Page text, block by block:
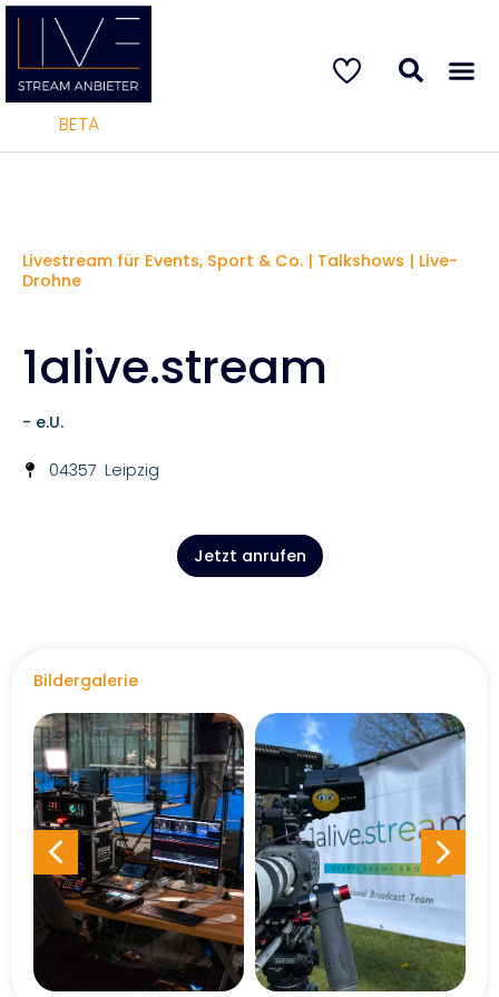
BETA
Livestream für Events, Sport & Co. | Talkshows | Live-
Drohne
1alive.stream
- e.U.
04357 Leipzig
Jetzt anrufen
Bildergalerie